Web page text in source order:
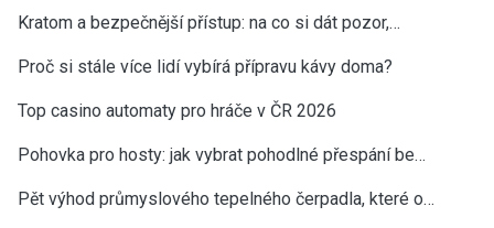
Kratom a bezpečnější přístup: na co si dát pozor,…
Proč si stále více lidí vybírá přípravu kávy doma?
Top casino automaty pro hráče v ČR 2026
Pohovka pro hosty: jak vybrat pohodlné přespání be…
Pět výhod průmyslového tepelného čerpadla, které o…